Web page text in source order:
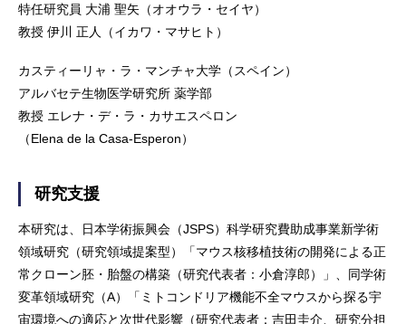
特任研究員 大浦 聖矢（オオウラ・セイヤ）
教授 伊川 正人（イカワ・マサヒト）
カスティーリャ・ラ・マンチャ大学（スペイン）
アルバセテ生物医学研究所 薬学部
教授 エレナ・デ・ラ・カサエスペロン
（Elena de la Casa-Esperon）
研究支援
本研究は、日本学術振興会（JSPS）科学研究費助成事業新学術
領域研究（研究領域提案型）「マウス核移植技術の開発による正
常クローン胚・胎盤の構築（研究代表者：小倉淳郎）」、同学術
変革領域研究（A）「ミトコンドリア機能不全マウスから探る宇
宙環境への適応と次世代影響（研究代表者：吉田圭介、研究分担